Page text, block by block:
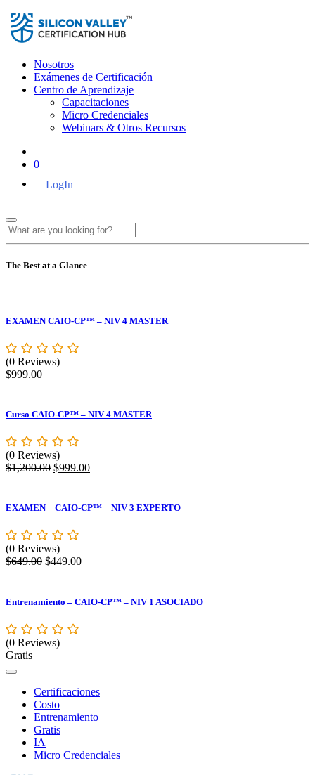
Nosotros
Exámenes de Certificación
Centro de Aprendizaje
Capacitaciones
Micro Credenciales
Webinars & Otros Recursos
0
LogIn
The Best at a Glance
EXAMEN CAIO-CP™ – NIV 4 MASTER
(0 Reviews)
$999.00
Curso CAIO-CP™ – NIV 4 MASTER
(0 Reviews)
$1,200.00 $999.00
EXAMEN – CAIO-CP™ – NIV 3 EXPERTO
(0 Reviews)
$649.00 $449.00
Entrenamiento – CAIO-CP™ – NIV 1 ASOCIADO
(0 Reviews)
Gratis
Certificaciones
Costo
Entrenamiento
Gratis
IA
Micro Credenciales